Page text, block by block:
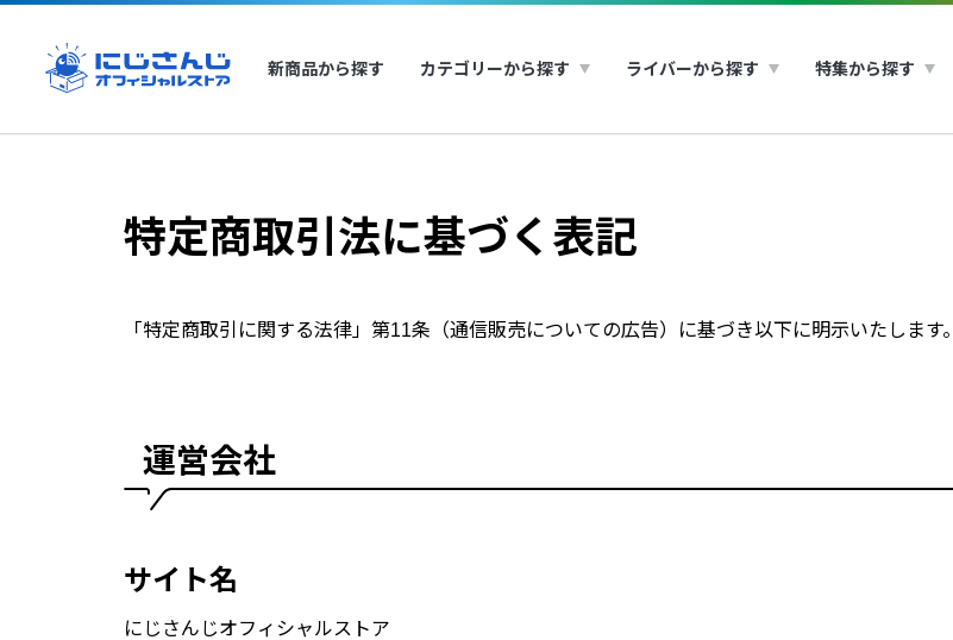
新商品から探す カテゴリーから探す ライバーから探す 特集から探す
特定商取引法に基づく表記
「特定商取引に関する法律」第11条（通信販売についての広告）に基づき以下に明示いたします。
運営会社
サイト名
にじさんじオフィシャルストア